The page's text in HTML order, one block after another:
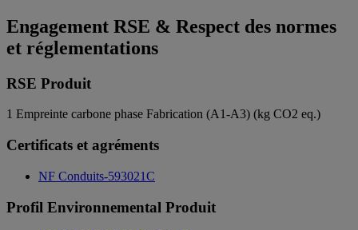
Engagement RSE & Respect des normes
et réglementations
RSE Produit
1 Empreinte carbone phase Fabrication (A1-A3) (kg CO2 eq.)
Certificats et agréments
NF Conduits-593021C
Profil Environnemental Produit